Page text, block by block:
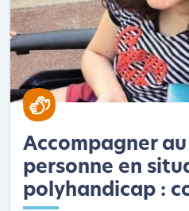
Accompagner
personne en
polyhandicap :